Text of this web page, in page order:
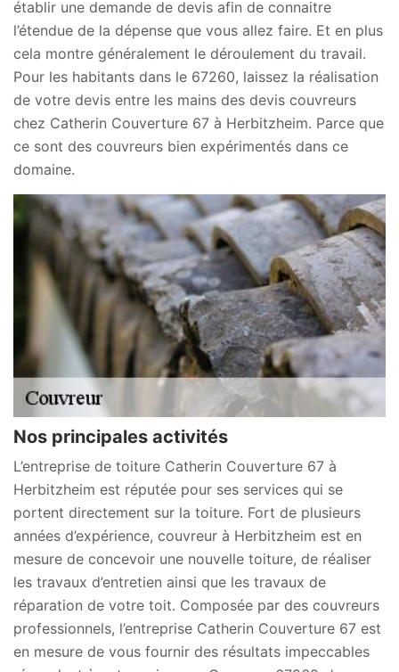
établir une demande de devis afin de connaitre
l’étendue de la dépense que vous allez faire. Et en plus
cela montre généralement le déroulement du travail.
Pour les habitants dans le 67260, laissez la réalisation
de votre devis entre les mains des devis couvreurs
chez Catherin Couverture 67 à Herbitzheim. Parce que
ce sont des couvreurs bien expérimentés dans ce
domaine.
Nos principales activités
L’entreprise de toiture Catherin Couverture 67 à
Herbitzheim est réputée pour ses services qui se
portent directement sur la toiture. Fort de plusieurs
années d’expérience, couvreur à Herbitzheim est en
mesure de concevoir une nouvelle toiture, de réaliser
les travaux d’entretien ainsi que les travaux de
réparation de votre toit. Composée par des couvreurs
professionnels, l’entreprise Catherin Couverture 67 est
en mesure de vous fournir des résultats impeccables